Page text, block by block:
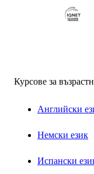
Курсове за
Английски
Немски език
Испански